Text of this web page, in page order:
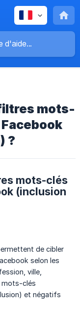
mots-
?
mots-clés
(inclusion
de cibler
selon les
ville,
mots-clés
et négatifs